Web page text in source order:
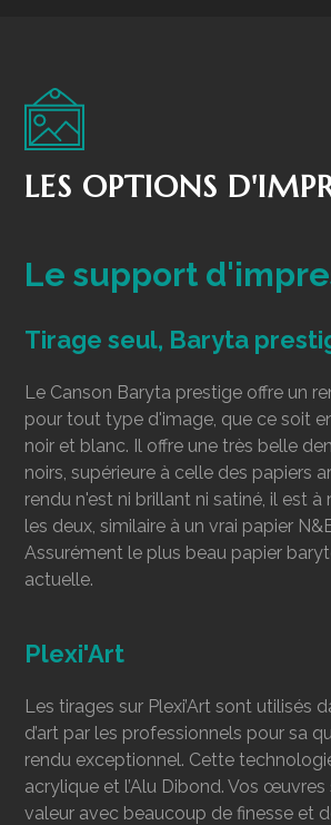
LES OPTIONS
Le support
Tirage seul, Baryta
Le Canson Baryta prestige offre un
pour tout type d'image, que ce soit
noir et blanc. Il offre une très belle
noirs, supérieure à celle des papiers
rendu n'est ni brillant ni satiné, il est
les deux, similaire à un vrai papier
Assurément le plus beau papier
actuelle.
Plexi'Art
Les tirages sur Plexi’Art sont utilisés
d’art par les professionnels pour sa
rendu exceptionnel. Cette
acrylique et l’Alu Dibond. Vos
valeur avec beaucoup de finesse et